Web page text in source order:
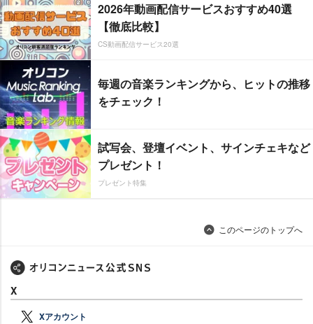
2026年動画配信サービスおすすめ40選
【徹底比較】
CS動画配信サービス20選
毎週の音楽ランキングから、ヒットの推移
をチェック！
試写会、登壇イベント、サインチェキなど
プレゼント！
プレゼント特集
このページのトップへ
X
Xアカウント